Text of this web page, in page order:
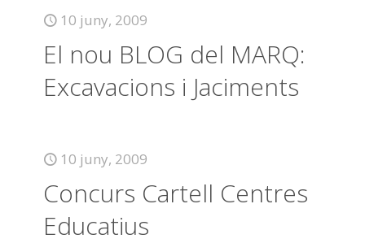
10 juny, 2009
El nou BLOG del MARQ:
Excavacions i Jaciments
10 juny, 2009
Concurs Cartell Centres
Educatius